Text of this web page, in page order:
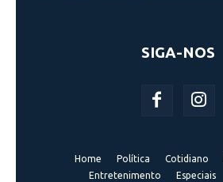
SIGA-NOS
Home Política Cotidiano
Entretenimento
Especiais